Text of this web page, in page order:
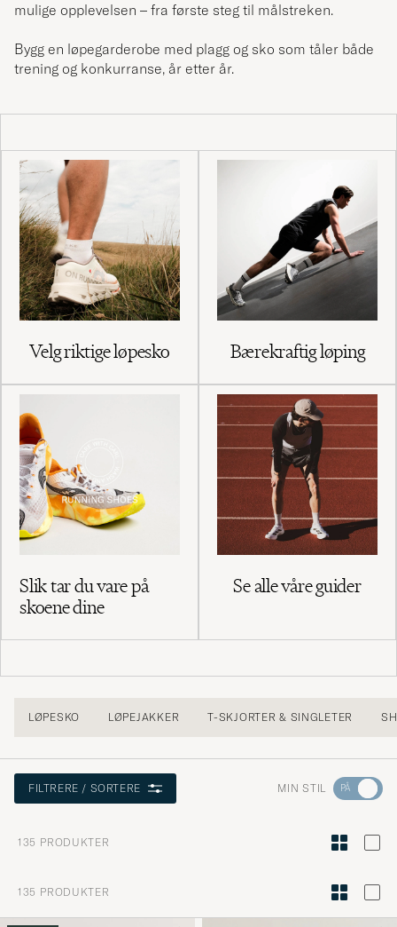
mulige opplevelsen – fra første steg til målstreken.
Bygg en løpegarderobe med plagg og sko som tåler både
trening og konkurranse, år etter år.
Velg riktige løpesko Bærekraftig løping
Slik tar du vare på
skoene dine
Se alle våre guider
LØPESKO LØPEJAKKER T-SKJORTER & SINGLETER
FILTRERE / SORTERE MIN STIL
Gå
for
aktivere
135 PRODUKTER
135 PRODUKTER